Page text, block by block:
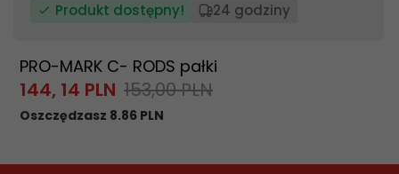
Produkt dostępny! 24 godziny
PRO-MARK C- RODS pałki
144, 14 PLN 153,00 PLN
Oszczędzasz 8.86 PLN